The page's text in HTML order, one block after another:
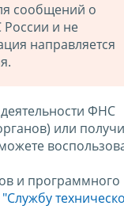
сообщений о
и не
направляется
ФНС
или
и программного
"Службу